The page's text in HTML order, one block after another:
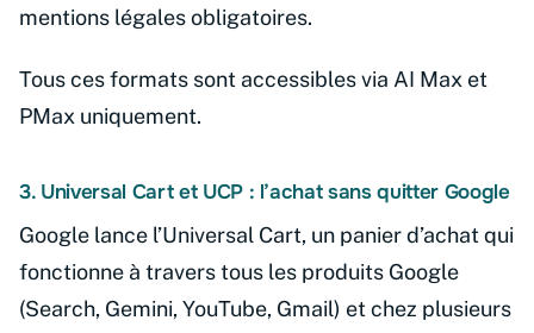
mentions légales obligatoires.
Tous ces formats sont accessibles via AI Max et
PMax uniquement.
3. Universal Cart et UCP : l’achat sans quitter Google
Google lance l’Universal Cart, un panier d’achat qui
fonctionne à travers tous les produits Google
(Search, Gemini, YouTube, Gmail) et chez plusieurs